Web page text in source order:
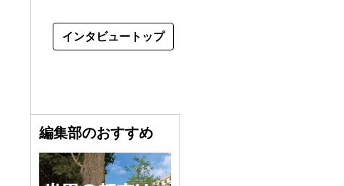
インタビュートップ
編集部のおすすめ